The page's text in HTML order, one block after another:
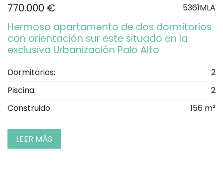
770.000 € 5361MLA
Hermoso apartamento de dos dormitorios
con orientación sur este situado en la
exclusiva Urbanización Palo Alto
Dormitorios:
2
Piscina:
2
Construido:
156 m²
LEER MÁS